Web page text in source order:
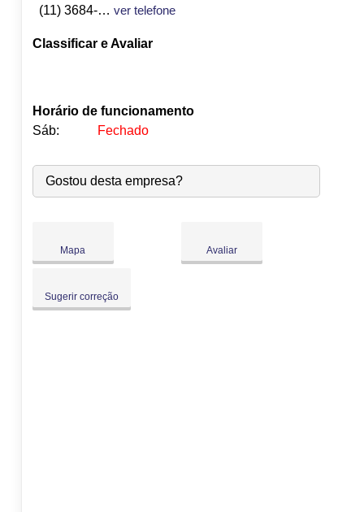
(11) 3684-4621
ver telefone
Classificar e Avaliar
Horário de funcionamento
Sáb:
Fechado
Seg: 09:00-18:00
Ter:
09:00-18:00
Qua:
09:00-18:00
Sáb:
Fechado
Gostou desta empresa?
Mapa Avaliar
Sugerir correção